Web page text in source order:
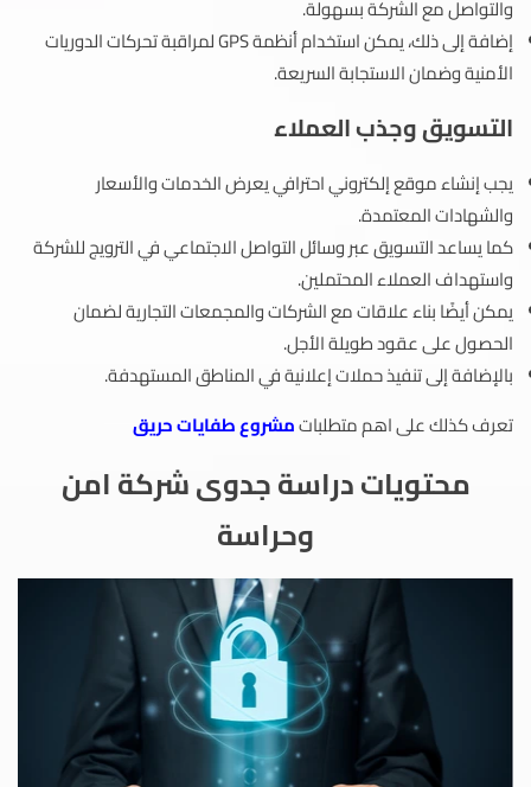
والتواصل مع الشركة بسهولة.
إضافة إلى ذلك، يمكن استخدام أنظمة GPS لمراقبة تحركات الدوريات
الأمنية وضمان الاستجابة السريعة.
التسويق وجذب العملاء
يجب إنشاء موقع إلكتروني احترافي يعرض الخدمات والأسعار
والشهادات المعتمدة.
كما يساعد التسويق عبر وسائل التواصل الاجتماعي في الترويج للشركة
واستهداف العملاء المحتملين.
يمكن أيضًا بناء علاقات مع الشركات والمجمعات التجارية لضمان
الحصول على عقود طويلة الأجل.
بالإضافة إلى تنفيذ حملات إعلانية في المناطق المستهدفة.
تعرف كذلك على اهم متطلباتمشروع طفايات حريق
محتويات دراسة جدوى شركة امن
وحراسة